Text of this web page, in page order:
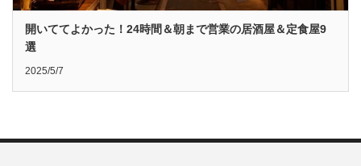
開いててよかった！24時間＆朝まで営業の居酒屋＆定食屋9
選
2025/5/7